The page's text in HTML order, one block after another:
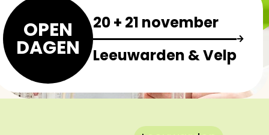
OPEN
DAGEN
20 + 21 november
Leeuwarden & Velp